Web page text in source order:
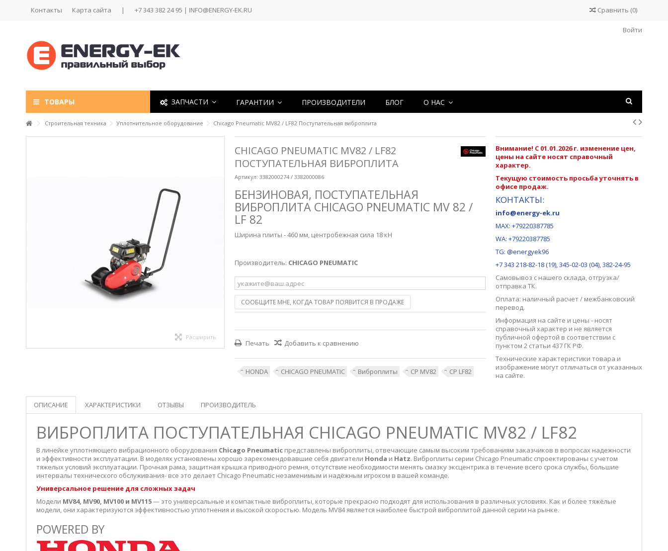
Контакты Карта сайта | +7 343 382 24 95 | INFO@ENERGY-EK.RU Сравнить (0)
Войти
ТОВАРЫ ЗАПЧАСТИ ГАРАНТИИ ПРОИЗВОДИТЕЛИ БЛОГ О НАС
Строительная техника Уплотнительное оборудование Chicago Pneumatic MV82 / LF82 Поступательная виброплита
Расширить
CHICAGO PNEUMATIC MV82 / LF82
ПОСТУПАТЕЛЬНАЯ ВИБРОПЛИТА
Артикул: 3382000274 / 3382000086
БЕНЗИНОВАЯ, ПОСТУПАТЕЛЬНАЯ
ВИБРОПЛИТА CHICAGO PNEUMATIC MV 82 /
LF 82
Ширина плиты - 460 мм, центробежная сила 18 кН
Производитель: CHICAGO PNEUMATIC
СООБЩИТЕ МНЕ, КОГДА ТОВАР ПОЯВИТСЯ В ПРОДАЖЕ
Печать Добавить к сравнению
HONDA CHICAGO PNEUMATIC Виброплиты CP MV82 CP LF82
Внимание! С 01.01.2026 г. изменение цен,
цены на сайте носят справочный
характер.
Текущую стоимость просьба уточнять в
офисе продаж.
КОНТАКТЫ:
info@energy-ek.ru
MAX: +79220387785
WA: +79220387785
TG: @energyek96
+7 343 218-82-18 (19), 345-02-03 (04), 382-24-95
Самовывоз с нашего склада, отгрузка/
отправка ТК.
Оплата: наличный расчет / межбанковский
перевод.
Информация на сайте и цены - носят
справочный характер и не является
публичной офертой в соответствии с
пунктом 2 статьи 437 ГК РФ.
Технические характеристики товара и
изображение могут отличаться от указанных
на сайте.
ОПИСАНИЕ ХАРАКТЕРИСТИКИ ОТЗЫВЫ ПРОИЗВОДИТЕЛЬ
ВИБРОПЛИТА ПОСТУПАТЕЛЬНАЯ CHICAGO PNEUMATIC MV82 / LF82
В линейке уплотняющего вибрационного оборудования Chicago Pneumatic представлены виброплиты, отвечающие самым высоким требованиям заказчиков в вопросах надежности
и эффективности эксплуатации. В моделях установлены хорошо зарекомендовавшие себя двигатели Honda и Hatz. Виброплиты серии Chicago Pneumatic спроектированы с учетом
тяжелых условий эксплуатации. Прочная рама, защитная крышка приводного ремня, отсутствие необходимости менять смазку эксцентрика в течение всего срока службы, большие
интервалы технического обслуживания- все это делает Chicago Pneumatic незаменимым и надёжным игроком в вашей команде.
Универсальное решение для сложных задач
Модели MV84, MV90, MV100 и MV115— это универсальные и компактные виброплиты, которые прекрасно подходят для использования в различных условиях. Как и более тяжёлые
модели, они характеризуются эффективностью уплотнения и высокой скоростью. Модель MV84 является наиболее быстрой виброплитой данной серии на рынке.
POWERED BY